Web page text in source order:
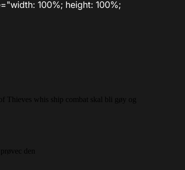
100%; height: 100%;